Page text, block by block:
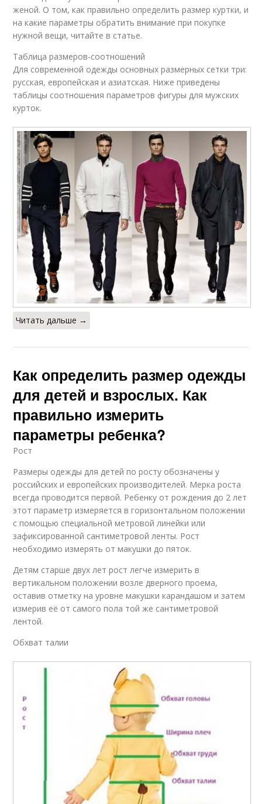
женой. О том, как правильно определить размер куртки, и
на какие параметры обратить внимание при покупке
нужной вещи, читайте в статье.
Таблица размеров-соотношений
Для современной одежды основных размерных сетки три:
русская, европейская и азиатская. Ниже приведены
таблицы соотношения параметров фигуры для мужских
курток.
Читать дальше →
Как определить размер одежды
для детей и взрослых. Как
правильно измерить
параметры ребенка?
Рост
Размеры одежды для детей по росту обозначены у
российских и европейских производителей. Мерка роста
всегда проводится первой. Ребенку от рождения до 2 лет
этот параметр измеряется в горизонтальном положении
с помощью специальной метровой линейки или
зафиксированной сантиметровой ленты. Рост
необходимо измерять от макушки до пяток.
Детям старше двух лет рост легче измерить в
вертикальном положении возле дверного проема,
оставив отметку на уровне макушки карандашом и затем
измерив её от самого пола той же сантиметровой
лентой.
Обхват талии